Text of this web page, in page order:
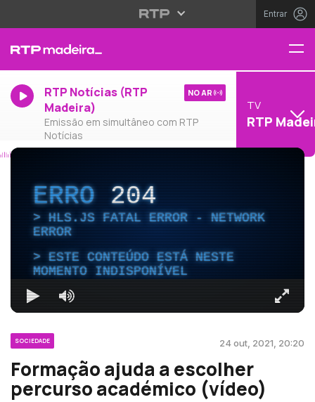
Entrar
RTP Notícias (RTP
Madeira)
Emissão em simultâneo com RTP
Notícias
NO AR
TV
RTP
ERRO204
HLS.JS FATAL ERROR - NETWORK
ERROR
ESTE CONTEÚDO ESTÁ NESTE
MOMENTO INDISPONÍVEL
SOCIEDADE 24 out, 2021, 20:20
Formação ajuda a escolher
percurso académico (vídeo)